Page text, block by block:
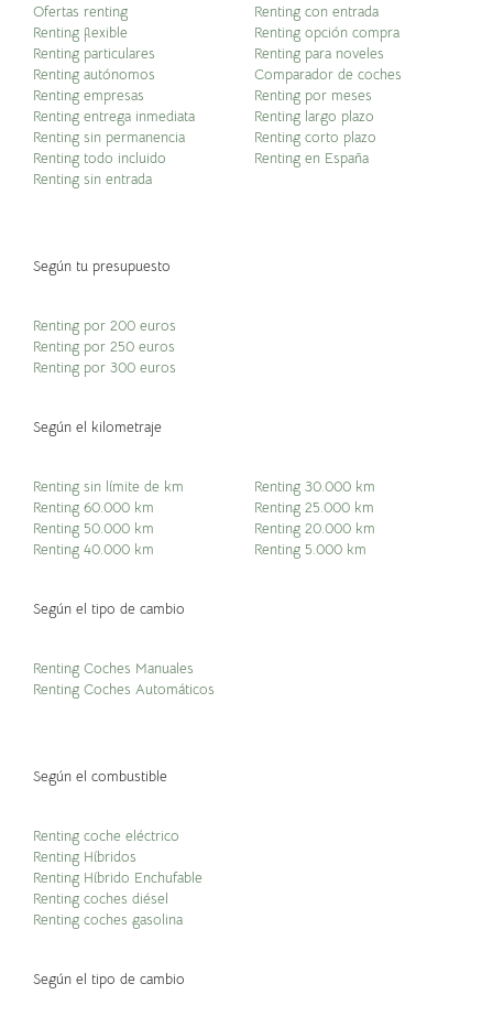
Ofertas renting
Renting flexible
Renting particulares
Renting autónomos
Renting empresas
Renting entrega inmediata
Renting sin permanencia
Renting todo incluido
Renting sin entrada
Renting con entrada
Renting opción compra
Renting para noveles
Comparador de coches
Renting por meses
Renting largo plazo
Renting corto plazo
Renting en España
Según tu presupuesto
Renting por 200 euros
Renting por 250 euros
Renting por 300 euros
Según el kilometraje
Renting sin límite de km
Renting 60.000 km
Renting 50.000 km
Renting 40.000 km
Renting 30.000 km
Renting 25.000 km
Renting 20.000 km
Renting 5.000 km
Según el tipo de cambio
Renting Coches Manuales
Renting Coches Automáticos
Según el combustible
Renting coche eléctrico
Renting Híbridos
Renting Híbrido Enchufable
Renting coches diésel
Renting coches gasolina
Según el tipo de cambio